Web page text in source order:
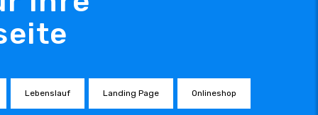
Lebenslauf Landing Page Onlineshop